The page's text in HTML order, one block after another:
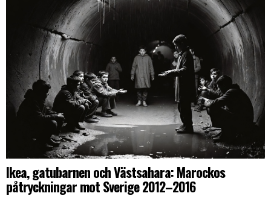
Ikea, gatubarnen och Västsahara: Marockos
påtryckningar mot Sverige 2012–2016